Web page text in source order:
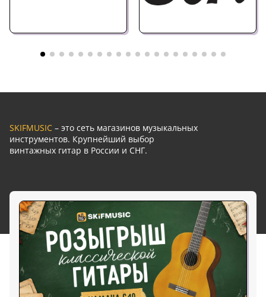
SKIFMUSIC – это сеть магазинов музыкальных
инструментов. Крупнейший выбор
винтажных гитар в России и СНГ.